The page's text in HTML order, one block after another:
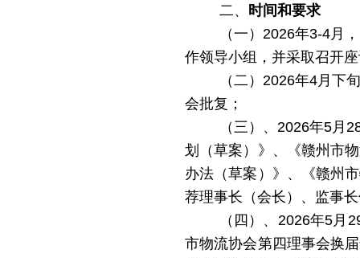
二、 时间和要求
（一）2026年3-4月
作领导小组，并采取召开
（二） 2026年4月下
会批复；
（三）、2026年5月
划（草案）》、《赣州市
办法（草案）》、《赣州
荐理事长（会长）、监事长
（四） 、 2026年5月
市物流协会第四理事会换